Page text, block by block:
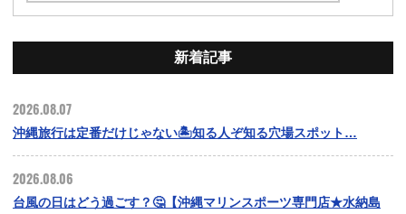
新着記事
2026.08.07
沖縄旅行は定番だけじゃない🏝️知る人ぞ知る穴場スポット…
2026.08.06
台風の日はどう過ごす？🤔【沖縄マリンスポーツ専門店★水納島